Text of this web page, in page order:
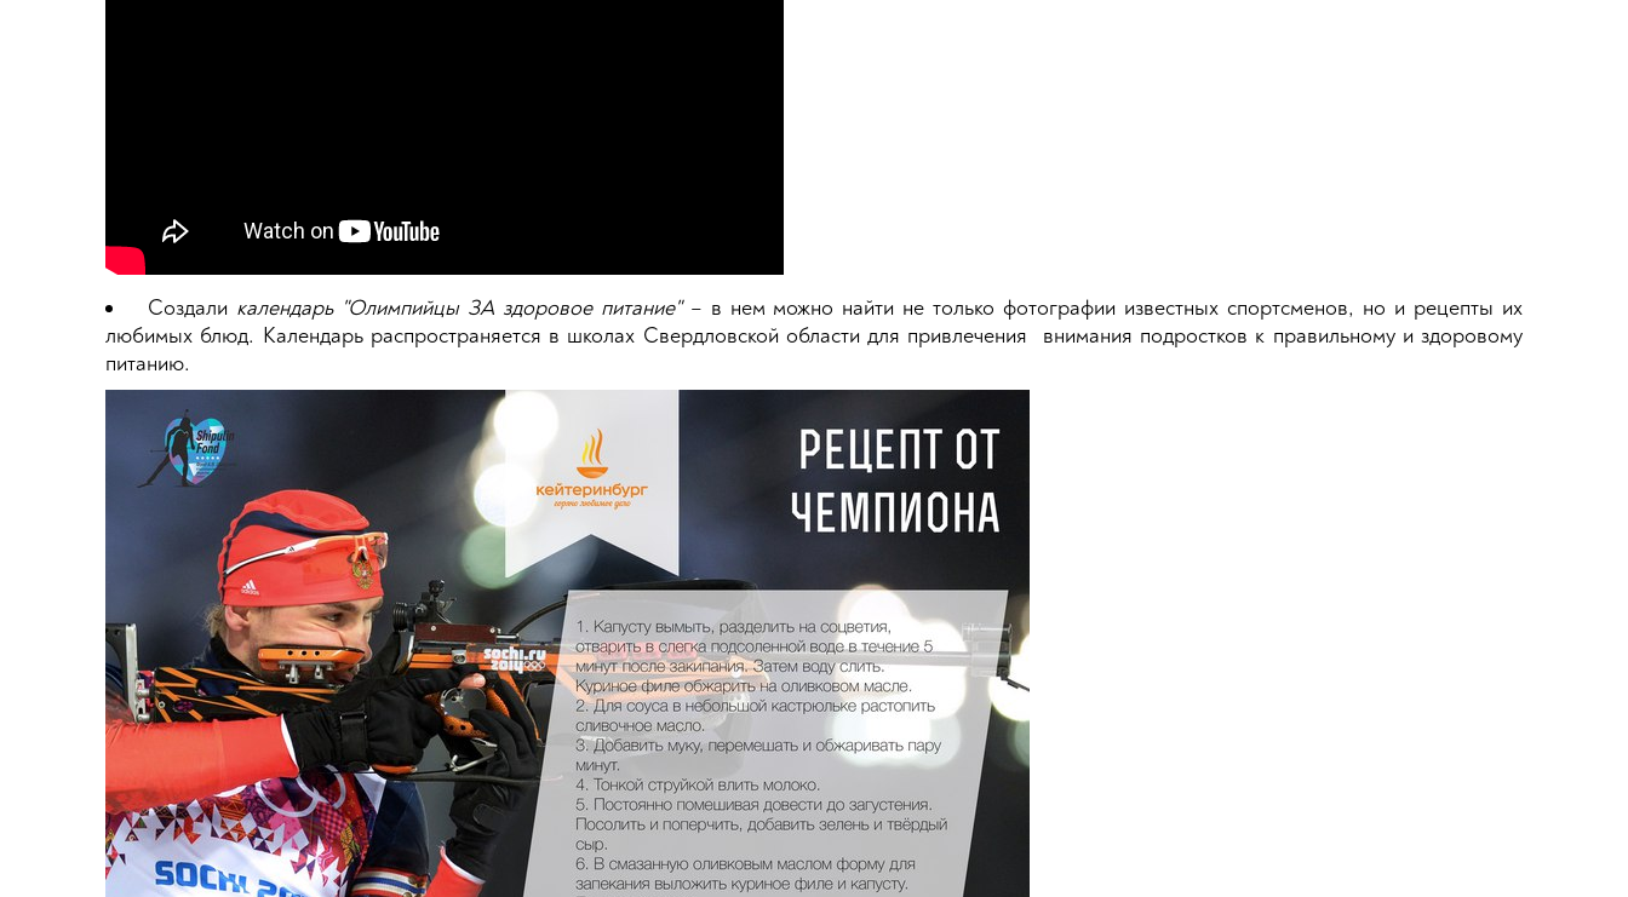
Создали календарь "Олимпийцы ЗА здоровое питание"– в нем можно найти не только фотографии известных спортсменов, но и рецепты их
любимых блюд. Календарь распространяется в школах Свердловской области для привлечения внимания подростков к правильному и здоровому
питанию.